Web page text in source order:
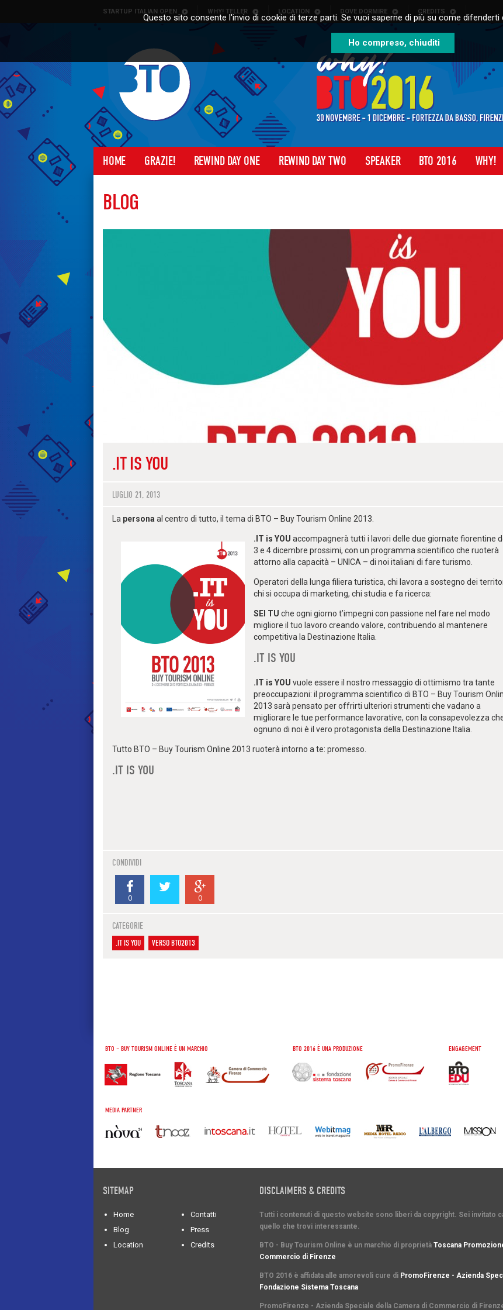
Skip to content
STARTUP ITALIAN OPEN WHY! TELLER LOCATION DOVE DORMIRE CREDITS
HOME GRAZIE! REWIND DAY ONE REWIND DAY TWO SPEAKER BTO 2016 WHY!
BLOG
.IT IS YOU
LUGLIO 21, 2013
La personaal centro di tutto, il tema di BTO – Buy Tourism Online 2013.
.IT is YOU accompagnerà tutti i lavori delle due giornate fiorentine
3 e 4 dicembre prossimi, con un programma scientifico che ruoterà
attorno alla capacità – UNICA – di noi italiani di fare turismo.
Operatori della lunga filiera turistica, chi lavora a sostegno dei
chi si occupa di marketing, chi studia e fa ricerca:
SEI TU che ogni giorno t’impegni con passione nel fare nel modo
migliore il tuo lavoro creando valore, contribuendo al mantenere
competitiva la Destinazione Italia.
.IT IS YOU
.IT is YOU vuole essere il nostro messaggio di ottimismo tra tante
preoccupazioni: il programma scientifico di BTO – Buy Tourism
2013 sarà pensato per offrirti ulteriori strumenti che vadano a
migliorare le tue performance lavorative, con la consapevolezza
ognuno di noi è il vero protagonista della Destinazione Italia.
Tutto BTO – Buy Tourism Online 2013 ruoterà intorno a te: promesso.
.IT IS YOU
CONDIVIDI
0 0
CATEGORIE
.IT IS YOU VERSO BTO2013
BTO – BUY TOURISM ONLINE È UN MARCHIO BTO 2016 È UNA PRODUZIONE ENGAGEMENT
MEDIA PARTNER
SITEMAP
Home
Contatti
Blog
Press
Location
Credits
DISCLAIMERS & CREDITS
Tutti i contenuti di questo website sono liberi da copyright. Sei invitato
quello che trovi interessante.
BTO - Buy Tourism Online è un marchio di proprietà Toscana
Commercio di Firenze
BTO 2016 è affidata alle amorevoli cure di PromoFirenze - Azienda
Fondazione Sistema Toscana
PromoFirenze - Azienda Speciale della Camera di Commercio di
Questo sito consente l'invio di cookie di terze parti. Se vuoi saperne di più su come difenderti
Ho compreso, chiuditi